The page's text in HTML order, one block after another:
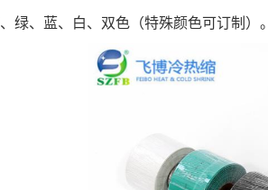
绿、蓝、白、双色（特殊颜色可订制）。